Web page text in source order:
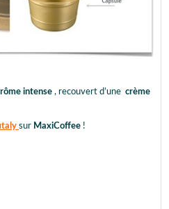
intense , recouvert d’une crème
sur MaxiCoffee !